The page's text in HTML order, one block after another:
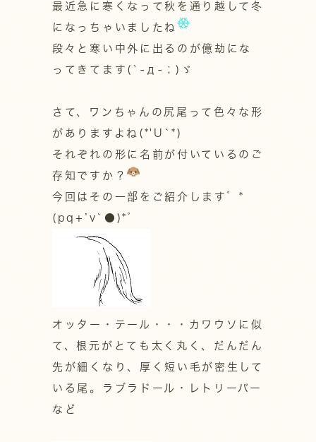
最近急に寒くなって秋を通り越して冬
になっちゃいましたね
段々と寒い中外に出るのが億劫にな
ってきてます(`-д-；)ゞ
さて、ワンちゃんの尻尾って色々な形
がありますよね(*'U`*)
それぞれの形に名前が付いているのご
存知ですか？
今回はその一部をご紹介します゜*
(pq+’v`●)*゜
オッター・テール・・・カワウソに似
て、根元がとても太く丸く、だんだん
先が細くなり、厚く短い毛が密生して
いる尾。ラブラドール・レトリーバー
など